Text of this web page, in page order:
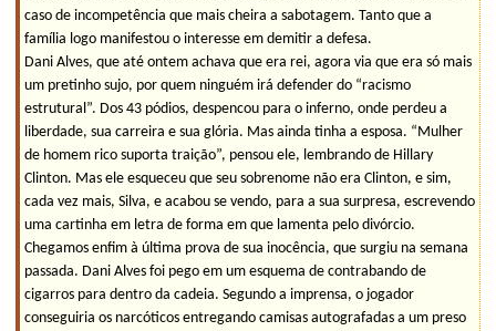
caso de incompetência que mais cheira a sabotagem. Tanto que a
família logo manifestou o interesse em demitir a defesa.
Dani Alves, que até ontem achava que era rei, agora via que era só mais
um pretinho sujo, por quem ninguém irá defender do “racismo
estrutural”. Dos 43 pódios, despencou para o inferno, onde perdeu a
liberdade, sua carreira e sua glória. Mas ainda tinha a esposa. “Mulher
de homem rico suporta traição”, pensou ele, lembrando de Hillary
Clinton. Mas ele esqueceu que seu sobrenome não era Clinton, e sim,
cada vez mais, Silva, e acabou se vendo, para a sua surpresa, escrevendo
uma cartinha em letra de forma em que lamenta pelo divórcio.
Chegamos enfim à última prova de sua inocência, que surgiu na semana
passada. Dani Alves foi pego em um esquema de contrabando de
cigarros para dentro da cadeia. Segundo a imprensa, o jogador
conseguiria os narcóticos entregando camisas autografadas a um preso